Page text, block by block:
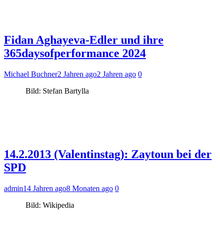
Fidan Aghayeva-Edler und ihre
365daysofperformance 2024
Michael Buchner2 Jahren ago2 Jahren ago 0
Bild: Stefan Bartylla
14.2.2013 (Valentinstag): Zaytoun bei der
SPD
admin14 Jahren ago8 Monaten ago 0
Bild: Wikipedia